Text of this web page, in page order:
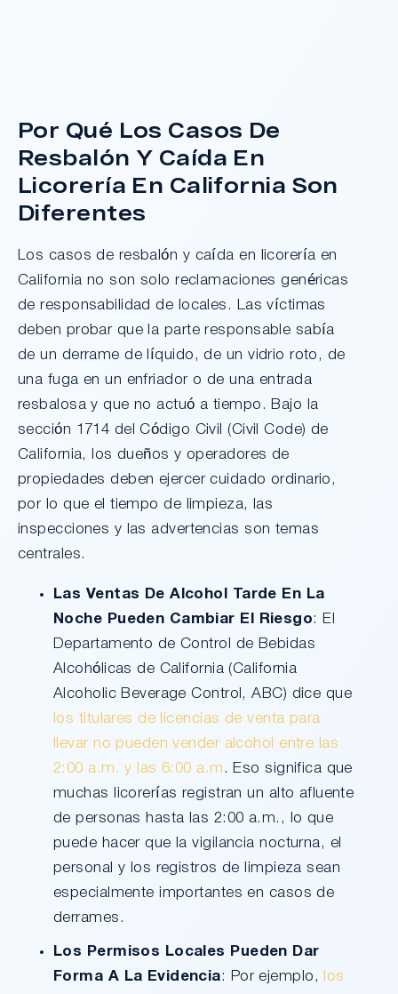
Por Qué Los Casos De
Resbalón Y Caída En
Licorería En California Son
Diferentes
Los casos de resbalón y caída en licorería en
California no son solo reclamaciones genéricas
de responsabilidad de locales. Las víctimas
deben probar que la parte responsable sabía
de un derrame de líquido, de un vidrio roto, de
una fuga en un enfriador o de una entrada
resbalosa y que no actuó a tiempo. Bajo la
sección 1714 del Código Civil (Civil Code) de
California, los dueños y operadores de
propiedades deben ejercer cuidado ordinario,
por lo que el tiempo de limpieza, las
inspecciones y las advertencias son temas
centrales.
Las Ventas De Alcohol Tarde En La
Noche Pueden Cambiar El Riesgo: El
Departamento de Control de Bebidas
Alcohólicas de California (California
Alcoholic Beverage Control, ABC) dice que
los titulares de licencias de venta para
llevar no pueden vender alcohol entre las
2:00 a.m. y las 6:00 a.m . Eso significa que
muchas licorerías registran un alto afluente
de personas hasta las 2:00 a.m., lo que
puede hacer que la vigilancia nocturna, el
personal y los registros de limpieza sean
especialmente importantes en casos de
derrames.
Los Permisos Locales Pueden Dar
Forma A La Evidencia: Por ejemplo,
los